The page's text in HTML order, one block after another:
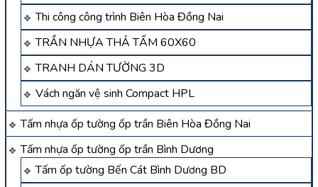
Thi công công trình Biên Hòa Đồng Nai
TRẦN NHỰA THẢ TẤM 60X60
TRANH DÁN TƯỜNG 3D
Vách ngăn vệ sinh Compact HPL
Tấm nhựa ốp tường ốp trần Biên Hòa Đồng Nai
Tấm nhựa ốp tường ốp trần Bình Dương
Tấm ốp tường Bến Cát Bình Dương BD